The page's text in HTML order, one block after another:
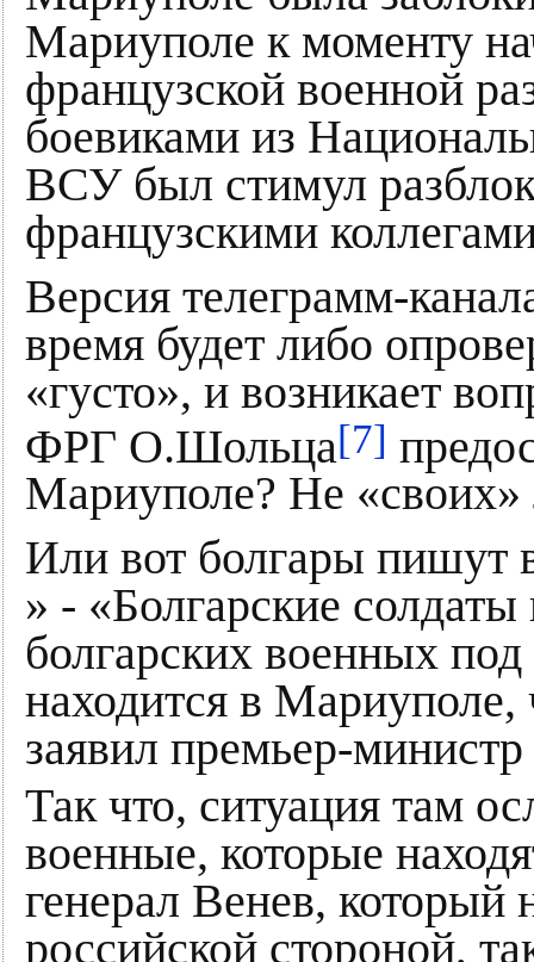
Мариуполе к моменту
французской военной
боевиками из
ВСУ был стимул
французскими
Версия телеграмм-
время будет либо
«густо», и возникает
ФРГ О.Шольца[7]
Мариуполе? Не
Или вот болгары пишут
» - «Болгарские
болгарских военных
находится в Мариуполе,
заявил премьер-
Так что, ситуация там
военные, которые
генерал Венев, который
российской стороной,